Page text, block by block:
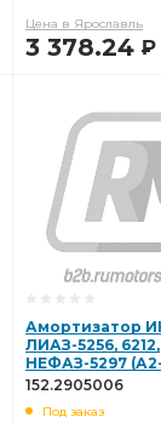
Цена в Ярославль
3 378.24 Р
Амортизатор
ЛИАЗ-5256, 6212,
НЕФАЗ-5297
2905006)
152.2905006
Под заказ